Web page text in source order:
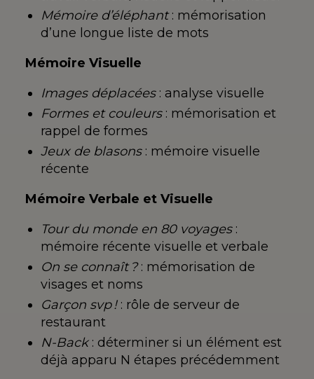
Mémoire d’éléphant: mémorisation
d’une longue liste de mots
Mémoire Visuelle
Images déplacées: analyse visuelle
Formes et couleurs: mémorisation et
rappel de formes
Jeux de blasons: mémoire visuelle
récente
Mémoire Verbale et Visuelle
Tour du monde en 80 voyages:
mémoire récente visuelle et verbale
On se connaît ?: mémorisation de
visages et noms
Garçon svp !: rôle de serveur de
restaurant
N-Back: déterminer si un élément est
déjà apparu N étapes précédemment